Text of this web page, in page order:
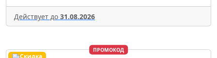
Действует до 31.08.2026
ПРОМОКОД